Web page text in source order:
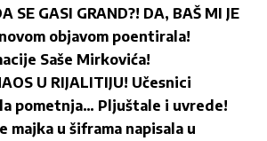
SE GASI GRAND?! DA, BAŠ MI JE
objavom poentirala!
Saše Mirkovića!
U RIJALITIJU! Učesnici
pometnja… Pljuštale i uvrede!
majka u šiframa napisala u